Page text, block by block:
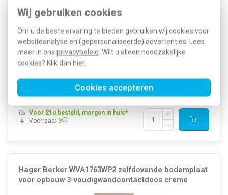
Wij gebruiken cookies
Om u de beste ervaring te bieden gebruiken wij cookies voor
websiteanalyse en (gepersonaliseerde) advertenties. Lees
meer in ons privacybeleid . Wilt u alleen noodzakelijke
cookies? Klik dan hier
Cookies accepteren
Kleur: Wit Model: 2-voudig Halogeenvrij: Ja
Oppervlaktebescherming: Onbehandeld Materiaalkwaliteit:
Duroplast Materiaal: Kunststof Montagerichting: Horizontaal RAL-
nummer (vergelijkbaar): 1013 Geschikt voor leidingkanaal: Nee
Tra...Meer informatie »
5,00
Artikelnummer:596074
WVA1762WP2
EAN:3250610093900
Voor 21u besteld, morgen in huis*
Voorraad: 3
Hager Berker WVA1763WP2 zelfdovende bodemplaat
voor opbouw 3-voudigwandcontactdoos creme